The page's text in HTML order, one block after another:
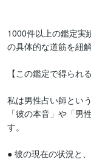
1000件以上の鑑定実
の具体的な道筋を紐解
【この鑑定で得られ
私は男性占い師とい
「彼の本音」や「男
す。
● 彼の現在の状況と